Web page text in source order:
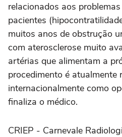
relacionados aos
pacientes
muitos anos de obstrução
com aterosclerose muito
artérias que alimentam a
procedimento é atualmente
internacionalmente como
finaliza o médico.
CRIEP - Carnevale